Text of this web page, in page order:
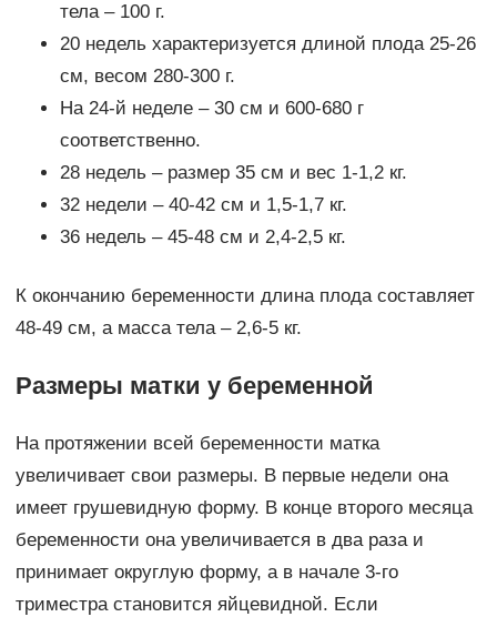
тела – 100 г.
20 недель характеризуется длиной плода 25-26
см, весом 280-300 г.
На 24-й неделе – 30 см и 600-680 г
соответственно.
28 недель – размер 35 см и вес 1-1,2 кг.
32 недели – 40-42 см и 1,5-1,7 кг.
36 недель – 45-48 см и 2,4-2,5 кг.
К окончанию беременности длина плода составляет
48-49 см, а масса тела – 2,6-5 кг.
Размеры матки у беременной
На протяжении всей беременности матка
увеличивает свои размеры. В первые недели она
имеет грушевидную форму. В конце второго месяца
беременности она увеличивается в два раза и
принимает округлую форму, а в начале 3-го
триместра становится яйцевидной. Если